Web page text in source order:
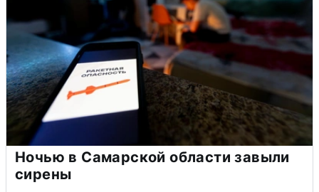
Ночью в Самарской области завыли
сирены